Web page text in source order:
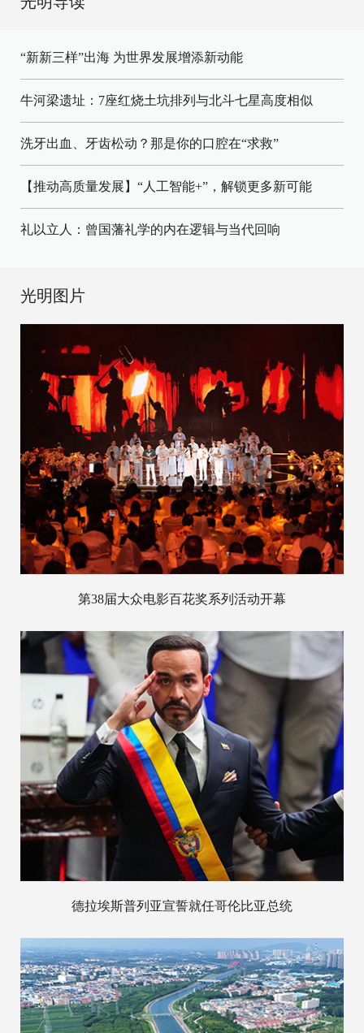
“新新三样”出海 为世界发展增添新动能
牛河梁遗址：7座红烧土坑排列与北斗七星高度相似
洗牙出血、牙齿松动？那是你的口腔在“求救”
【推动高质量发展】“人工智能+”，解锁更多新可能
礼以立人：曾国藩礼学的内在逻辑与当代回响
光明图片
第38届大众电影百花奖系列活动开幕
德拉埃斯普列亚宣誓就任哥伦比亚总统